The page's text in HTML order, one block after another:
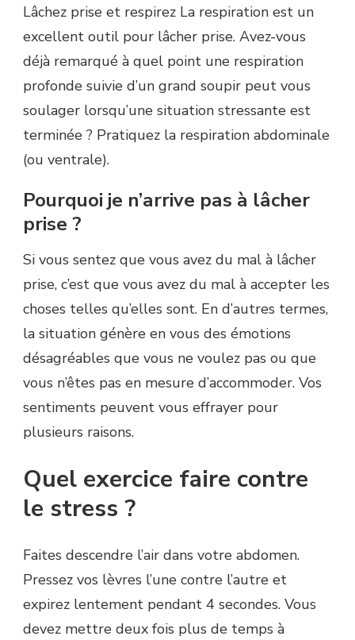
Lâchez prise et respirez La respiration est un
excellent outil pour lâcher prise. Avez-vous
déjà remarqué à quel point une respiration
profonde suivie d’un grand soupir peut vous
soulager lorsqu’une situation stressante est
terminée ? Pratiquez la respiration abdominale
(ou ventrale).
Pourquoi je n’arrive pas à lâcher
prise ?
Si vous sentez que vous avez du mal à lâcher
prise, c’est que vous avez du mal à accepter les
choses telles qu’elles sont. En d’autres termes,
la situation génère en vous des émotions
désagréables que vous ne voulez pas ou que
vous n’êtes pas en mesure d’accommoder. Vos
sentiments peuvent vous effrayer pour
plusieurs raisons.
Quel exercice faire contre
le stress ?
Faites descendre l’air dans votre abdomen.
Pressez vos lèvres l’une contre l’autre et
expirez lentement pendant 4 secondes. Vous
devez mettre deux fois plus de temps à